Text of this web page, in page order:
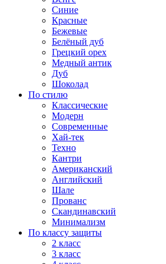
Синие
Красные
Бежевые
Белёный дуб
Грецкий орех
Медный антик
Дуб
Шоколад
По стилю
Классические
Модерн
Современные
Хай-тек
Техно
Кантри
Американский
Английский
Шале
Прованс
Скандинавский
Минимализм
По классу защиты
2 класс
3 класс